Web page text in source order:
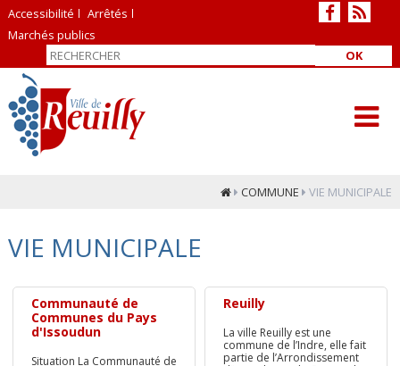
Accessibilité
Arrêtés
Marchés publics
OK
COMMUNE VIE MUNICIPALE
VIE MUNICIPALE
Communauté de
Communes du Pays
d'Issoudun
Situation La Communauté de
Reuilly
La ville Reuilly est une
commune de l’Indre, elle fait
partie de l’Arrondissement